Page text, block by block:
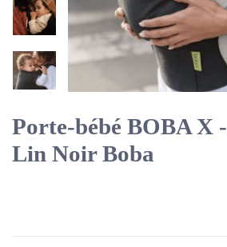
Porte-bébé BOBA X -
Lin Noir Boba